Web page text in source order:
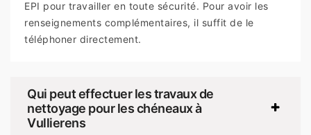
EPI pour travailler en toute sécurité. Pour avoir les
renseignements complémentaires, il suffit de le
téléphoner directement.
Qui peut effectuer les travaux de
nettoyage pour les chéneaux à
Vullierens